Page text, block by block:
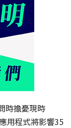
時擔憂現時
用程式將影響35